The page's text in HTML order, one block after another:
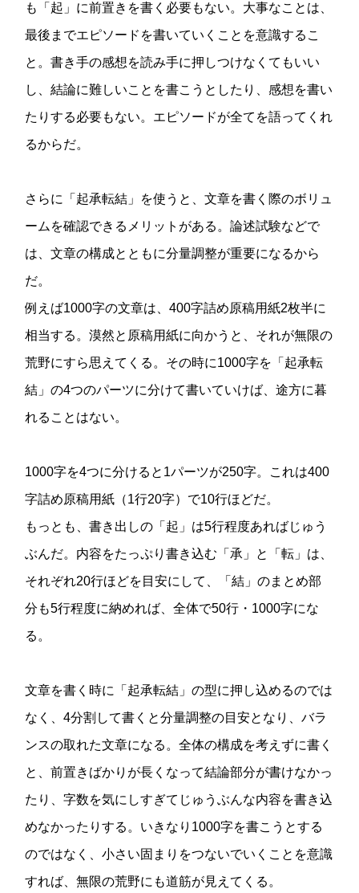
も「起」に前置きを書く必要もない。大事なことは、
最後までエピソードを書いていくことを意識するこ
と。書き手の感想を読み手に押しつけなくてもいい
し、結論に難しいことを書こうとしたり、感想を書い
たりする必要もない。エピソードが全てを語ってくれ
るからだ。
さらに「起承転結」を使うと、文章を書く際のボリュ
ームを確認できるメリットがある。論述試験などで
は、文章の構成とともに分量調整が重要になるから
だ。
例えば1000字の文章は、400字詰め原稿用紙2枚半に
相当する。漠然と原稿用紙に向かうと、それが無限の
荒野にすら思えてくる。その時に1000字を「起承転
結」の4つのパーツに分けて書いていけば、途方に暮
れることはない。
1000字を4つに分けると1パーツが250字。これは400
字詰め原稿用紙（1行20字）で10行ほどだ。
もっとも、書き出しの「起」は5行程度あればじゅう
ぶんだ。内容をたっぷり書き込む「承」と「転」は、
それぞれ20行ほどを目安にして、「結」のまとめ部
分も5行程度に納めれば、全体で50行・1000字にな
る。
文章を書く時に「起承転結」の型に押し込めるのでは
なく、4分割して書くと分量調整の目安となり、バラ
ンスの取れた文章になる。全体の構成を考えずに書く
と、前置きばかりが長くなって結論部分が書けなかっ
たり、字数を気にしすぎてじゅうぶんな内容を書き込
めなかったりする。いきなり1000字を書こうとする
のではなく、小さい固まりをつないでいくことを意識
すれば、無限の荒野にも道筋が見えてくる。